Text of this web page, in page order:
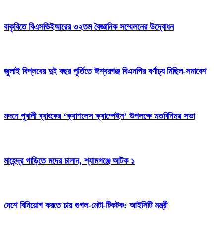
বাকৃবিতে বিএসভিইআরের ৩২তম বৈজ্ঞানিক সম্মেলনের উদ্বোধন
জুলাই বিপ্লবের দুই বছর পূর্তিতে ঈশ্বরগঞ্জ বিএনপির বর্ণাঢ্য মিছিল-সমাবেশ
মদনে পূবালী ব্যাংকের ‘ক্যাশলেস ক্যাম্পেইন’ উপলক্ষে মতবিনিময় সভা
মাহেন্দ্র গাড়িতে মদের চালান, শ্যামগঞ্জে আটক ১
দেশে বিনিয়োগ করতে চায় গুগল-মেটা-টিকটক: আইসিটি মন্ত্রী